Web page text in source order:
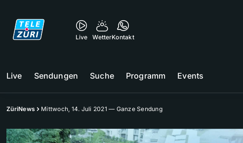
Live WetterKontakt
Live Sendungen Suche Programm Events
ZüriNews Mittwoch, 14. Juli 2021 — Ganze Sendung